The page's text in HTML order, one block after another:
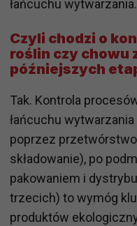
łańcuchu wytwarzania.
Czyli chodzi o
roślin czy chowu
późniejszych
Tak. Kontrola
łańcuchu
poprzez
składowanie), po
pakowaniem i
trzecich) to wymóg
produktów